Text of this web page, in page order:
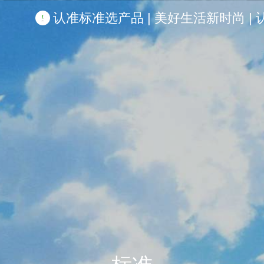
认准标准选产品 | 美好生活新时尚 |